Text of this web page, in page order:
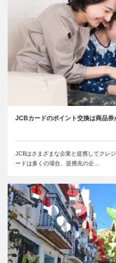
JCBカードのポイント交換は商品券
JCBはさまざまな企業と提携してクレ
ードは多くの場合、提携先の企…